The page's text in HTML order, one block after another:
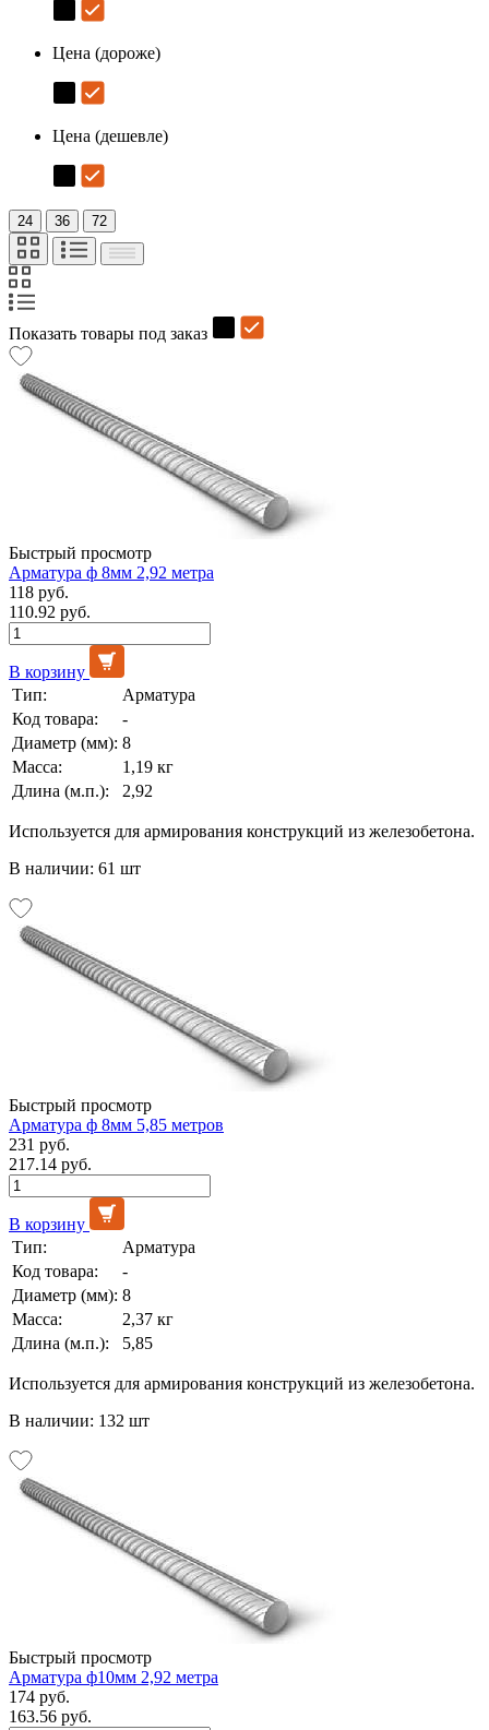
Цена (дороже)
Цена (дешевле)
24 36 72
Показать товары под заказ
Быстрый просмотр
Арматура ф 8мм 2,92 метра
118 руб.
110.92 руб.
В корзину
Тип:
Арматура
Код товара:
-
Диаметр (мм): 8
Масса:
1,19 кг
Длина (м.п.):
2,92
Используется для армирования конструкций из железобетона.
В наличии: 61 шт
Быстрый просмотр
Арматура ф 8мм 5,85 метров
231 руб.
217.14 руб.
В корзину
Тип:
Арматура
Код товара:
-
Диаметр (мм): 8
Масса:
2,37 кг
Длина (м.п.):
5,85
Используется для армирования конструкций из железобетона.
В наличии: 132 шт
Быстрый просмотр
Арматура ф10мм 2,92 метра
174 руб.
163.56 руб.